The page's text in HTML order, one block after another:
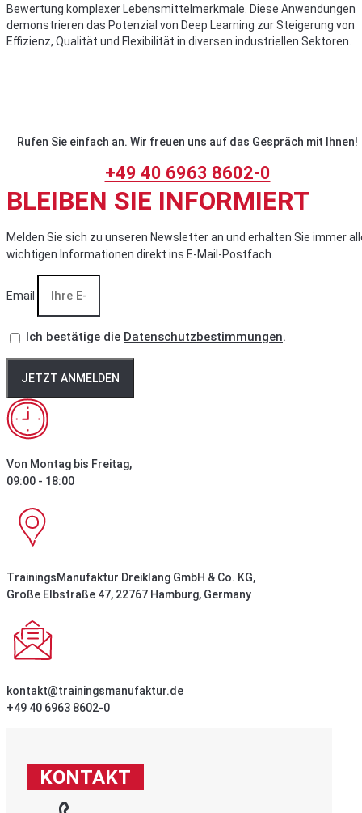
Bewertung komplexer Lebensmittelmerkmale. Diese Anwendungen
demonstrieren das Potenzial von Deep Learning zur Steigerung von
Effizienz, Qualität und Flexibilität in diversen industriellen Sektoren.
Rufen Sie einfach an. Wir freuen uns auf das Gespräch mit Ihnen!
+49 40 6963 8602-0
BLEIBEN SIE INFORMIERT
Melden Sie sich zu unseren Newsletter an und erhalten Sie immer
wichtigen Informationen direkt ins E-Mail-Postfach.
Email
Ich bestätige die Datenschutzbestimmungen.
JETZT ANMELDEN
Von Montag bis Freitag,
09:00 - 18:00
TrainingsManufaktur Dreiklang GmbH & Co. KG,
Große Elbstraße 47, 22767 Hamburg, Germany
kontakt@trainingsmanufaktur.de
+49 40 6963 8602-0
KONTAKT